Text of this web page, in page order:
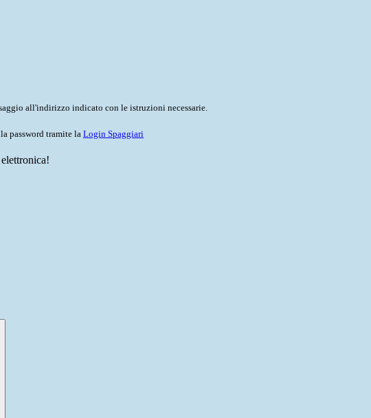
all'indirizzo indicato con le istruzioni necessarie.
password tramite la Login Spaggiari